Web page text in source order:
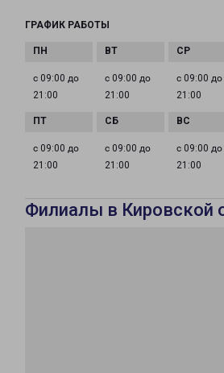
ГРАФИК РАБОТЫ
с 09:00 до
21:00
с 09:00 до
21:00
с 09:00 до
21:00
с 09:00 до
21:00
с 09:00 до
21:00
с 09:00 до
21:00
Филиалы в Кировской